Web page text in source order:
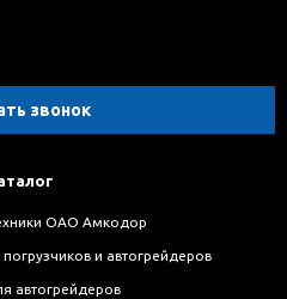
звонок
ОАО Амкодор
и автогрейдеров
автогрейдеров